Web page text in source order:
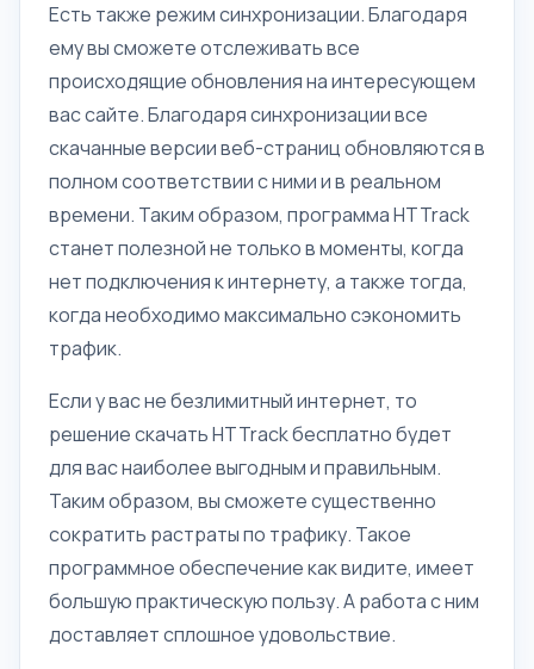
Есть также режим синхронизации. Благодаря
ему вы сможете отслеживать все
происходящие обновления на интересующем
вас сайте. Благодаря синхронизации все
скачанные версии веб-страниц обновляются в
полном соответствии с ними и в реальном
времени. Таким образом, программа HTTrack
станет полезной не только в моменты, когда
нет подключения к интернету, а также тогда,
когда необходимо максимально сэкономить
трафик.
Если у вас не безлимитный интернет, то
решение скачать HTTrack бесплатно будет
для вас наиболее выгодным и правильным.
Таким образом, вы сможете существенно
сократить растраты по трафику. Такое
программное обеспечение как видите, имеет
большую практическую пользу. А работа с ним
доставляет сплошное удовольствие.